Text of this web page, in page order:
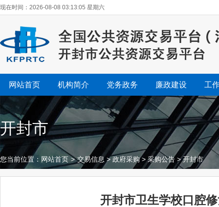
现在时间：2026-08-08 03:13:06 星期六
网站首页 机构简介 党务政务 廉政建设 工
开封市
您当前位置： 网站首页 > 交易信息 >政府采购>采购公告 >开封市
开封市卫生学校口腔